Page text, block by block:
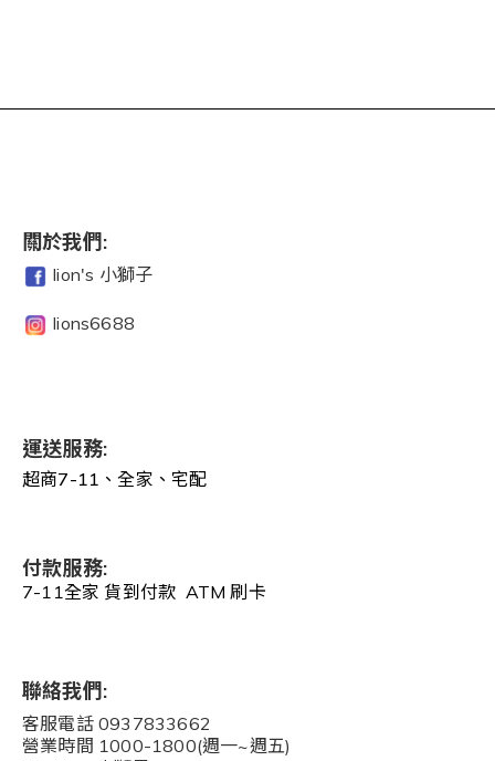
關於我們:
lion's 小獅子
lions6688
運送服務:
超商7-11、全家、宅配
付款服務:
7-11全家 貨到付款 ATM 刷卡
聯絡我們:
客服電話 0937833662
營業時間 1000-1800(週一~週五)